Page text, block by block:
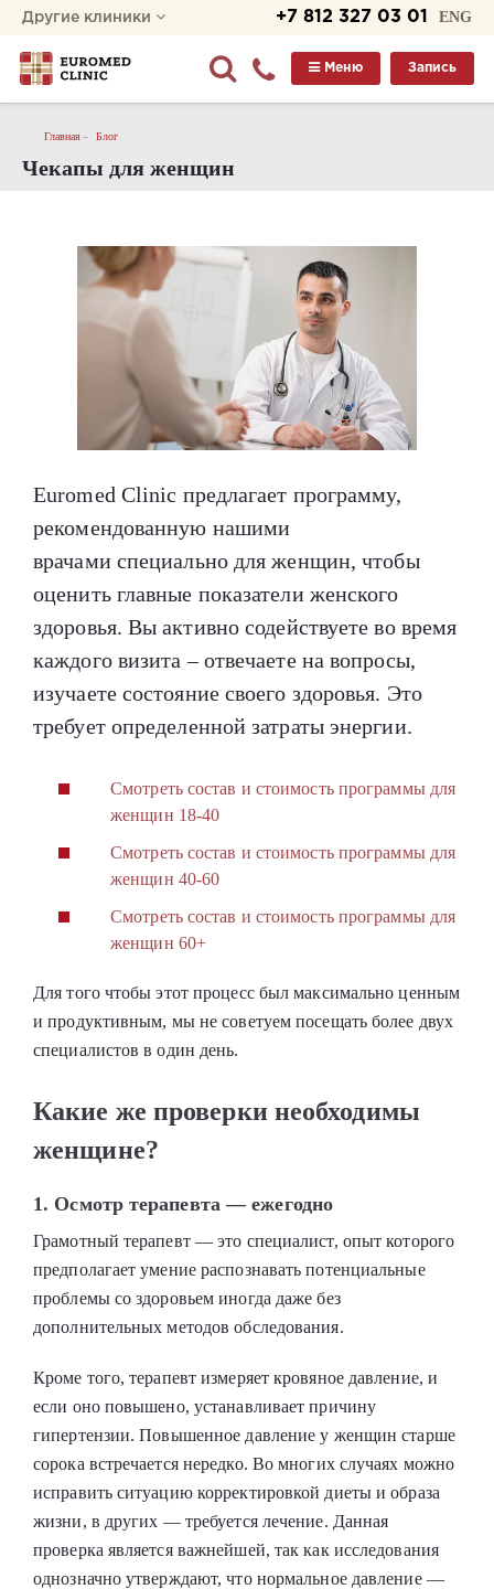
ENG
+7 812 327 03 01
Другие клиники
Запись
Меню
Главная Блог
Чекапы для женщин
Euromed Clinic предлагает программу,
рекомендованную нашими
врачами специально для женщин, чтобы
оценить главные показатели женского
здоровья. Вы активно содействуете во время
каждого визита – отвечаете на вопросы,
изучаете состояние своего здоровья. Это
требует определенной затраты энергии.
Смотреть состав и стоимость программы для
женщин 18-40
Смотреть состав и стоимость программы для
женщин 40-60
Смотреть состав и стоимость программы для
женщин 60+
Для того чтобы этот процесс был максимально ценным
и продуктивным, мы не советуем посещать более двух
специалистов в один день.
Какие же проверки необходимы
женщине?
1. Осмотр терапевта — ежегодно
Грамотный терапевт — это специалист, опыт которого
предполагает умение распознавать потенциальные
проблемы со здоровьем иногда даже без
дополнительных методов обследования.
Кроме того, терапевт измеряет кровяное давление, и
если оно повышено, устанавливает причину
гипертензии. Повышенное давление у женщин старше
сорока встречается нередко. Во многих случаях можно
исправить ситуацию корректировкой диеты и образа
жизни, в других — требуется лечение. Данная
проверка является важнейшей, так как исследования
однозначно утверждают, что нормальное давление —